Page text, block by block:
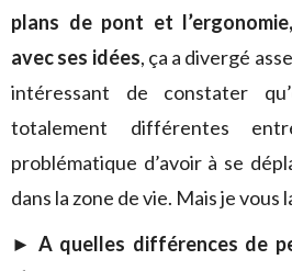
plans de pont et
avec ses idées, ça a divergé
intéressant de constater
totalement différentes
problématique d’avoir à se
dans la zone de vie. Mais je
► A quelles différences de